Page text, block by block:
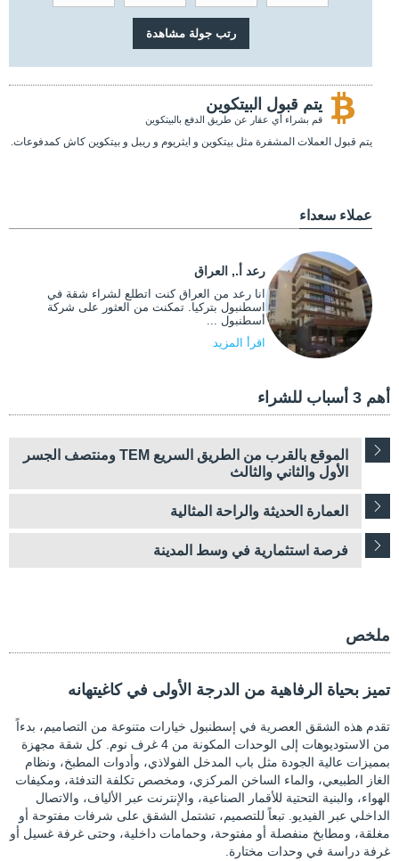
يتم قبول البيتكوين
قم بشراء أي عقار عن طريق الدفع بالبيتكوين
يتم قبول العملات المشفرة مثل بيتكوين و ايثريوم و ريبل و بيتكوين كاش كمدفوعات.
عملاء سعداء
رعد أ., العراق
انا رعد من العراق كنت اتطلع لشراء شقة في
اسطنبول بتركيا. تمكنت من العثور على شركة
أسطنبول ...
اقرأ المزيد
أهم 3 أسباب للشراء
الموقع بالقرب من الطريق السريع TEM ومنتصف الجسر
الأول والثاني والثالث
العمارة الحديثة والراحة المثالية
فرصة استثمارية في وسط المدينة
ملخص
تميز بحياة الرفاهية من الدرجة الأولى في كاغيتهانه
تقدم هذه الشقق العصرية في إسطنبول خيارات متنوعة من التصاميم، بدءاً
من الاستوديوهات إلى الوحدات المكونة من 4 غرف نوم. كل شقة مجهزة
بمميزات عالية الجودة مثل باب المدخل الفولاذي، وأدوات المطبخ، ونظام
الغاز الطبيعي، والماء الساخن المركزي، ومخصص تكلفة التدفئة، ومكيفات
الهواء، والبنية التحتية للأقمار الصناعية، والإنترنت عبر الألياف، والاتصال
الداخلي عبر الفيديو. تبعاً للتصميم، تشتمل الشقق على شرفات مفتوحة أو
مغلقة، ومطابخ منفصلة أو مفتوحة، وحمامات داخلية، وحتى غرفة غسيل أو
غرفة دراسة في وحدات مختارة.